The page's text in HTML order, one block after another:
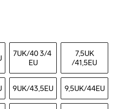
7UK/40 3/4
EU
7,5UK
/41,5EU
9UK/43,5EU 9,5UK/44EU